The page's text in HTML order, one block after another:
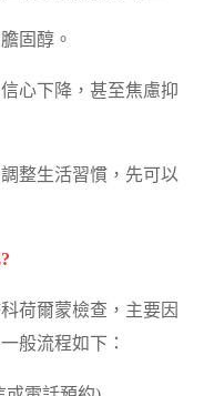
固醇。
心下降，甚至焦慮抑
整生活習慣，先可以
荷爾蒙檢查，主要因
般流程如下：